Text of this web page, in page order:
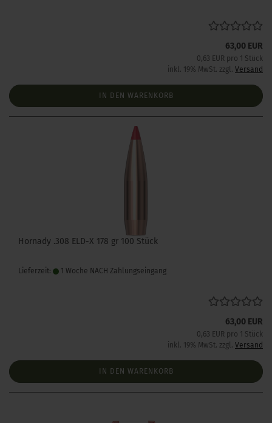
63,00 EUR
0,63 EUR pro 1 Stück
inkl. 19% MwSt. zzgl. Versand
IN DEN WARENKORB
Hornady .308 ELD-X 178 gr 100 Stück
Lieferzeit: 1 Woche NACH Zahlungseingang
63,00 EUR
0,63 EUR pro 1 Stück
inkl. 19% MwSt. zzgl. Versand
IN DEN WARENKORB